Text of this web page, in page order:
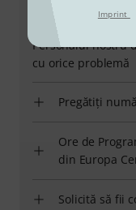
Imprint
Personalul nostru
cu orice problemă
Pregătiți
Ore de
din Europa
Solicită să fii